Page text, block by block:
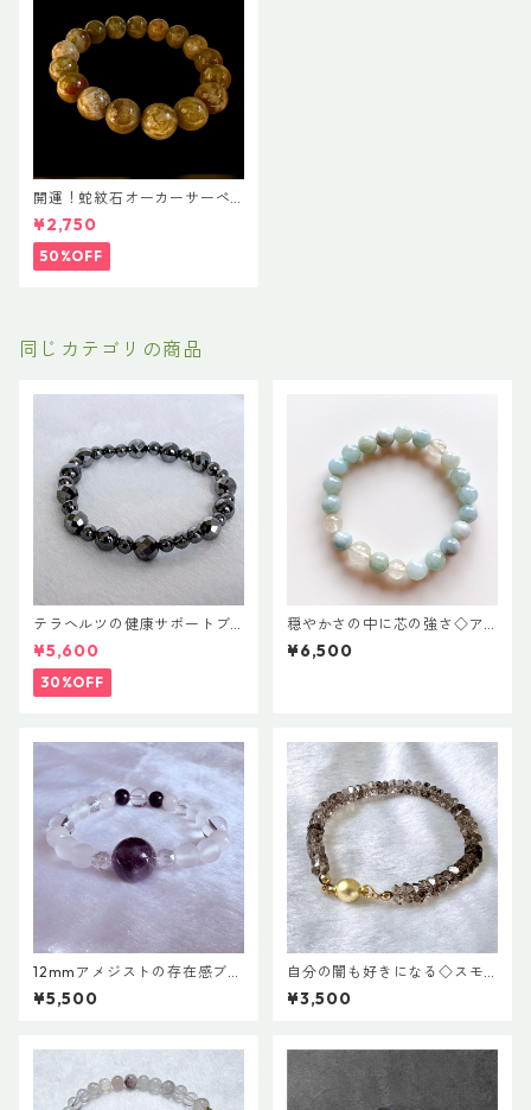
開運！蛇紋石オーカーサーペ
ンタインブレスレット
¥2,750
50%OFF
同じカテゴリの商品
テラヘルツの健康サポートブ
レス
¥5,600
30%OFF
穏やかさの中に芯の強さ◇ア
クアマリンとルチルのブレス
レット
¥6,500
12mmアメジストの存在感ブレ
スレット
¥5,500
自分の闇も好きになる◇スモ
ーキークオーツブレスレット
¥3,500